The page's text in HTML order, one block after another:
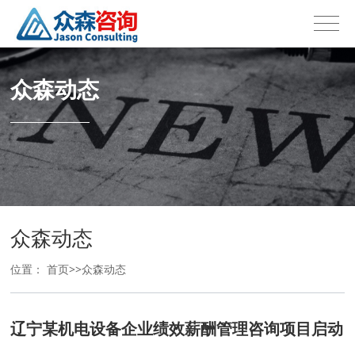
众森动态
众森动态
位置：首页>>众森动态
辽宁某机电设备企业绩效薪酬管理咨询项目启动